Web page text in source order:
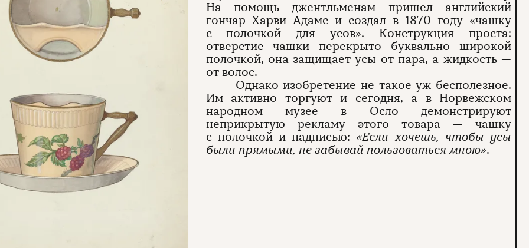
На помощь джентльменам пришел английский
гончар Харви Адамс и создал в 1870 году «чашку
с полочкой для усов». Конструкция проста:
отверстие чашки перекрыто буквально широкой
полочкой, она защищает усы от пара, а жидкость —
от волос.
Однако изобретение не такое уж бесполезное.
Им активно торгуют и сегодня, а в Норвежском
народном музее в Осло демонстрируют
неприкрытую рекламу этого товара — чашку
с полочкой и надписью: «Если хочешь, чтобы усы
были прямыми, не забывай пользоваться мною».